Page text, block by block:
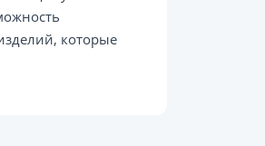
которые